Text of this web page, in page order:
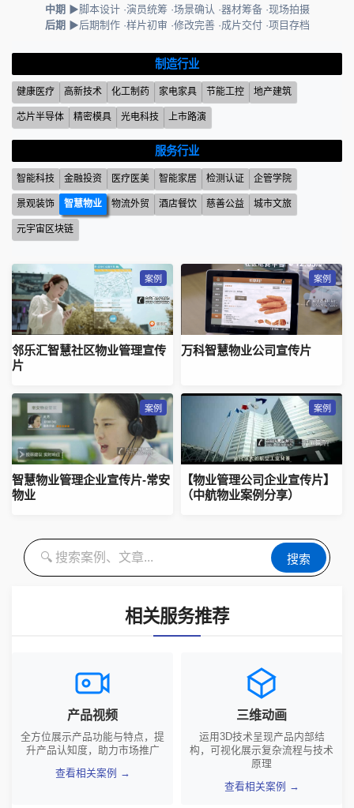
中期 ▶脚本设计 ·演员统筹 ·场景确认 ·器材筹备 ·现场拍摄
后期 ▶后期制作 ·样片初审 ·修改完善 ·成片交付 ·项目存档
制造行业
健康医疗 高新技术 化工制药 家电家具 节能工控 地产建筑
芯片半导体 精密模具 光电科技 上市路演
服务行业
智能科技 金融投资 医疗医美 智能家居 检测认证 企管学院
景观装饰 智慧物业 物流外贸 酒店餐饮 慈善公益 城市文旅
元宇宙区块链
案例
邻乐汇智慧社区物业管理宣传
片
案例
万科智慧物业公司宣传片
案例
智慧物业管理企业宣传片-常安
物业
案例
【物业管理公司企业宣传片】
（中航物业案例分享）
搜索
相关服务推荐
产品视频
全方位展示产品功能与特点，提
升产品认知度，助力市场推广
查看相关案例 →
三维动画
运用3D技术呈现产品内部结
构，可视化展示复杂流程与技术
原理
查看相关案例 →